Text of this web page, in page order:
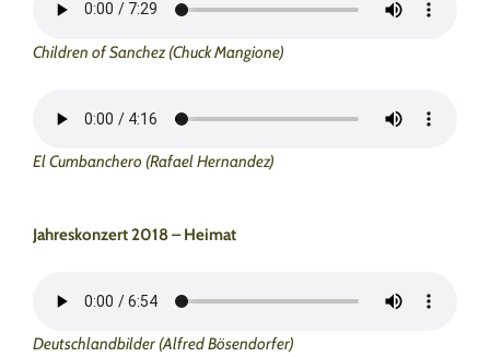
Children of Sanchez (Chuck Mangione)
El Cumbanchero (Rafael Hernandez)
Jahreskonzert 2018 – Heimat
Deutschlandbilder (Alfred Bösendorfer)